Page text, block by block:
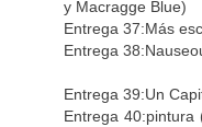
y Macragge Blue)
Entrega 37:Más
Entrega
Entrega 39:Un
Entrega